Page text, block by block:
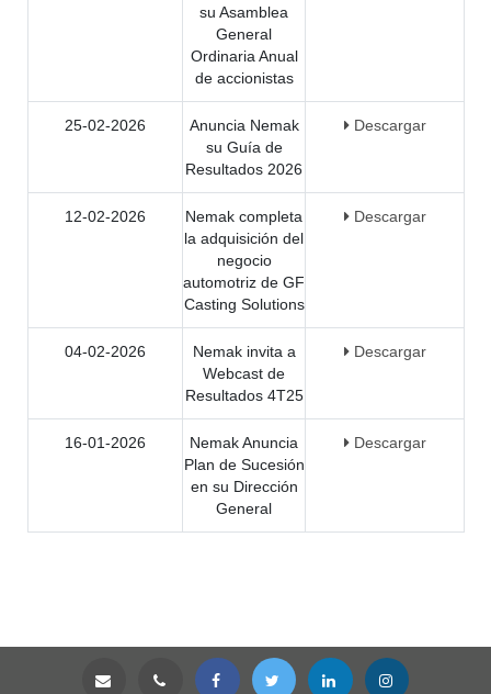
su Asamblea
General
Ordinaria Anual
de accionistas
25-02-2026
Anuncia Nemak
su Guía de
Resultados 2026
Descargar
12-02-2026
Nemak completa
la adquisición del
negocio
automotriz de GF
Casting Solutions
Descargar
04-02-2026
Nemak invita a
Webcast de
Resultados 4T25
Descargar
16-01-2026
Nemak Anuncia
Plan de Sucesión
en su Dirección
General
Descargar